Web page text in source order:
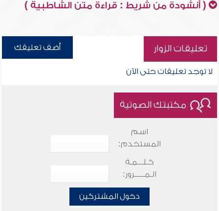
( أنشودة من شريط : قراءة متن الشاطبية )
تعليقات الزوار أضف تعليقك
لا توجد تعليقات حتى الآن
مكتبتك الصوتية
اسم
المستخدم:
كـلـــمـة
الـمـــــرور:
دخول المشتركين